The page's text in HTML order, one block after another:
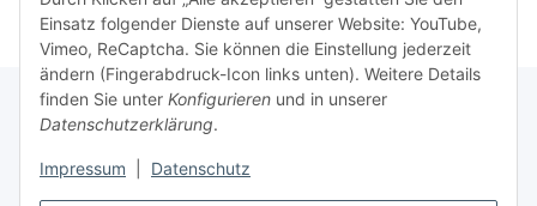
Einsatz folgender Dienste auf unserer Website: YouTube,
Vimeo, ReCaptcha. Sie können die Einstellung jederzeit
ändern (Fingerabdruck-Icon links unten). Weitere Details
finden Sie unter Konfigurieren und in unserer
Datenschutzerklärung.
Impressum Datenschutz